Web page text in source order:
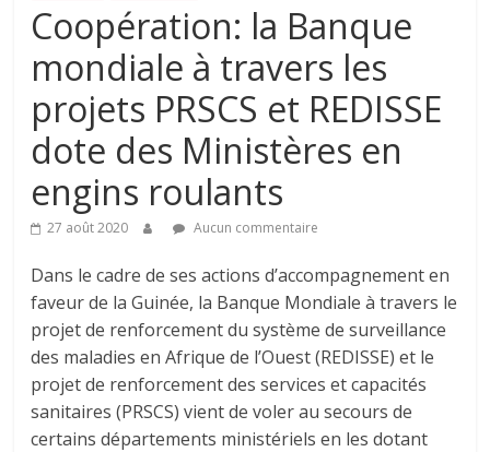
Coopération: la Banque
mondiale à travers les
projets PRSCS et REDISSE
dote des Ministères en
engins roulants
27 août 2020 Aucun commentaire
Dans le cadre de ses actions d’accompagnement en
faveur de la Guinée, la Banque Mondiale à travers le
projet de renforcement du système de surveillance
des maladies en Afrique de l’Ouest (REDISSE) et le
projet de renforcement des services et capacités
sanitaires (PRSCS) vient de voler au secours de
certains départements ministériels en les dotant